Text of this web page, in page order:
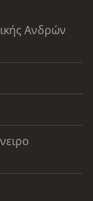
Ανδρών